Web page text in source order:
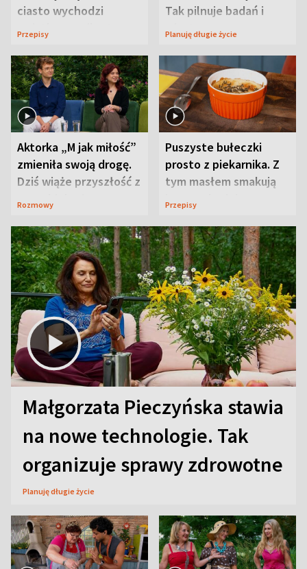
ciasto wychodzi
wyjątkowo wilgotne
Przepisy
Tak pilnuje badań i
wizyt
Planuję długie życie
Aktorka „M jak miłość”
zmieniła swoją drogę.
Dziś wiąże przyszłość z
neurobiologią
Rozmowy
Puszyste bułeczki
prosto z piekarnika. Z
tym masłem smakują
jeszcze lepiej
Przepisy
Małgorzata Pieczyńska stawia
na nowe technologie. Tak
organizuje sprawy zdrowotne
Planuję długie życie